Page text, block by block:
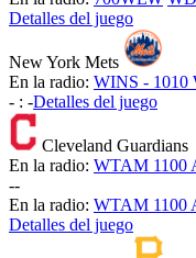
Detalles del juego
New York Mets
En la radio: WINS - 1010
- : -Detalles del juego
Cleveland Guardians
En la radio: WTAM 1100
--
En la radio: WTAM 1100
Detalles del juego